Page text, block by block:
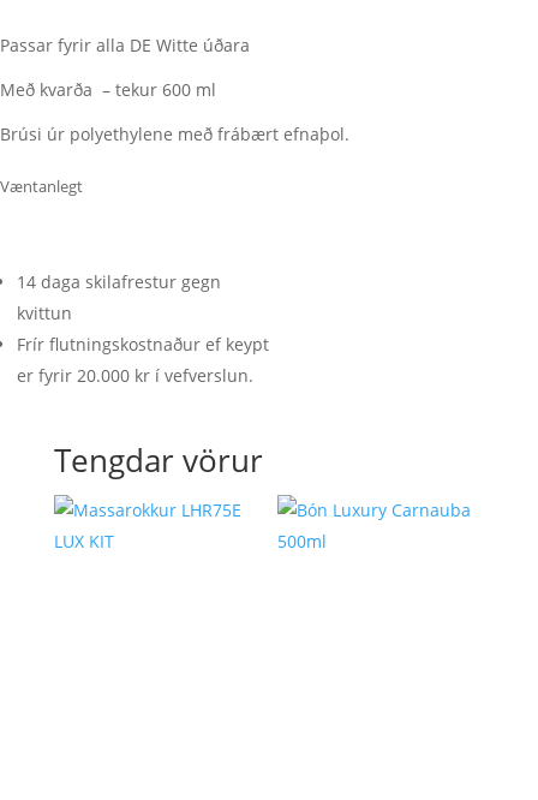
Passar fyrir alla DE Witte úðara
Með kvarða – tekur 600 ml
Brúsi úr polyethylene með frábært efnaþol.
Væntanlegt
14 daga skilafrestur gegn
kvittun
Frír flutningskostnaður ef keypt
er fyrir 20.000 kr í vefverslun.
Tengdar vörur